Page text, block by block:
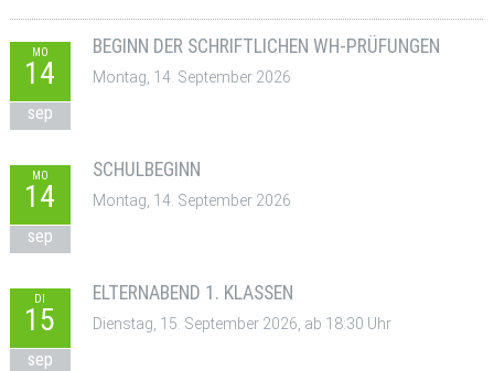
MO
14
sep
BEGINN DER SCHRIFTLICHEN WH-PRÜFUNGEN
Montag, 14. September 2026
MO
14
sep
SCHULBEGINN
Montag, 14. September 2026
DI
15
sep
ELTERNABEND 1. KLASSEN
Dienstag, 15. September 2026, ab 18:30 Uhr